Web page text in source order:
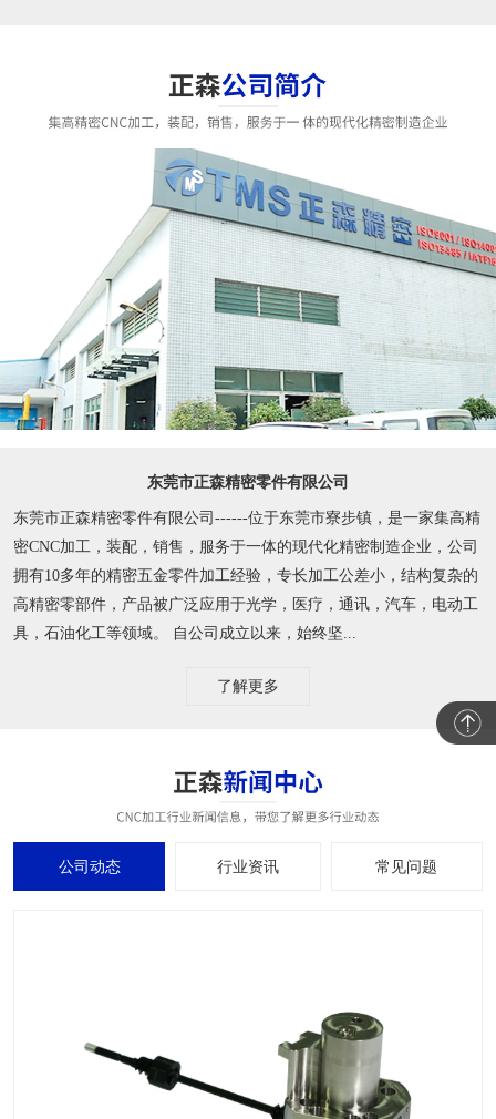
东莞市正森精密零件有限公司
东莞市正森精密零件有限公司------位于东莞市寮步镇，是一家集高精
密CNC加工，装配，销售，服务于一体的现代化精密制造企业，公司
拥有10多年的精密五金零件加工经验，专长加工公差小，结构复杂的
高精密零部件，产品被广泛应用于光学，医疗，通讯，汽车，电动工
具，石油化工等领域。 自公司成立以来，始终坚...
了解更多
公司动态 行业资讯 常见问题